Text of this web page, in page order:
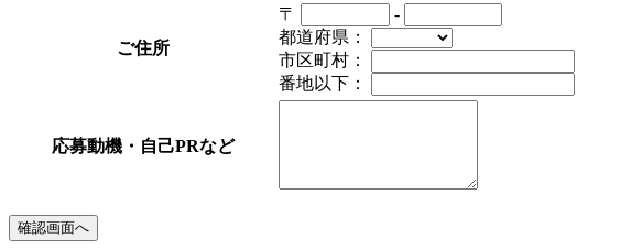
ご住所
〒
-
都道府県：
市区町村：
番地以下：
応募動機・自己PRなど